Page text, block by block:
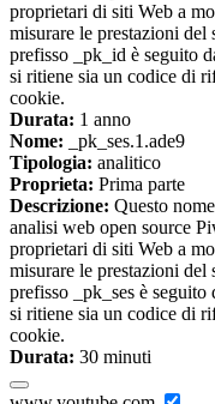
proprietari di siti Web a
misurare le prestazioni
prefisso _pk_id è seguito
si ritiene sia un codice di
cookie.
Durata: 1 anno
Nome: _pk_ses.1.ade9
Tipologia: analitico
Proprieta: Prima parte
Descrizione: Questo
analisi web open source
proprietari di siti Web a
misurare le prestazioni
prefisso _pk_ses è
si ritiene sia un codice di
cookie.
Durata: 30 minuti